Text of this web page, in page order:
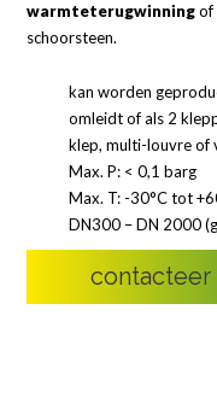
warmteterugwinningof
schoorsteen.
kan worden
omleidt of als 2
klep, multi-louvre of
Max. P: < 0,1 barg
Max. T: -30°C tot
DN300 – DN 2000
contacteer